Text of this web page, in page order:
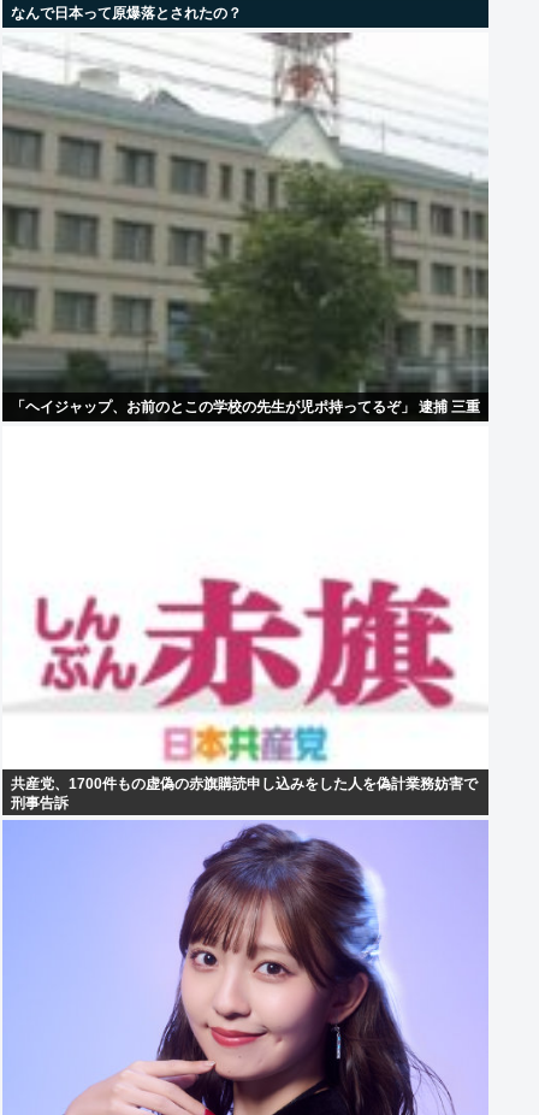
なんで日本って原爆落とされたの？
「ヘイジャップ、お前のとこの学校の先生が児ポ持ってるぞ」 逮捕 三重
共産党、1700件もの虚偽の赤旗購読申し込みをした人を偽計業務妨害で
刑事告訴